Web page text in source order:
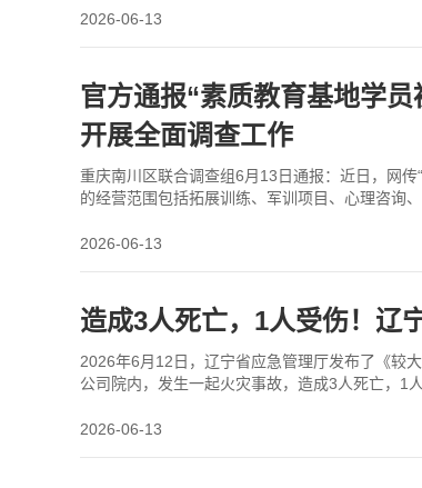
2026-06-13
官方通报“素质教育基地学
开展全面调查工作
重庆南川区联合调查组6月13日通报：近日，网
的经营范围包括拓展训练、军训项目、心理咨询
2026-06-13
造成3人死亡，1人受伤！辽
2026年6月12日，辽宁省应急管理厅发布了《较
公司院内，发生一起火灾事故，造成3人死亡，1
2026-06-13